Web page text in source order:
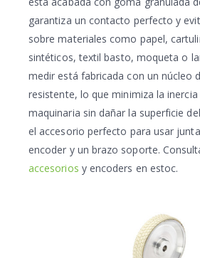
garantiza un contacto perfecto y
sobre materiales como papel,
sintéticos, textil basto, moqueta o
medir está fabricada con un núcleo
resistente, lo que minimiza la
maquinaria sin dañar la superficie
el accesorio perfecto para usar
encoder y un brazo soporte.
accesorios y encoders en estoc.